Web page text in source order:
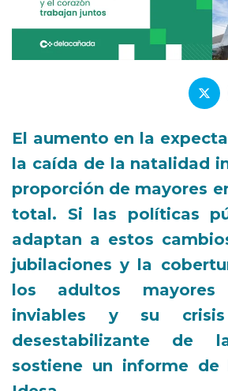
El aumento en la
la caída de la natalidad
proporción de mayores
total. Si las políticas
adaptan a estos
jubilaciones y la
los adultos
inviables y su
desestabilizante de